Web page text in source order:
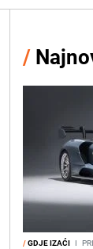
/
/GDJE IZAĆI I